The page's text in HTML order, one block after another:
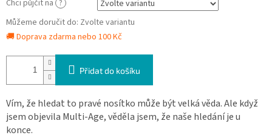
Chci půjčit na ?
Můžeme doručit do: Zvolte variantu
🚚 Doprava zdarma nebo 100 Kč
Přidat do košíku
Vím, že hledat to pravé nosítko může být velká věda. Ale když
jsem objevila Multi-Age, věděla jsem, že naše hledání je u
konce.